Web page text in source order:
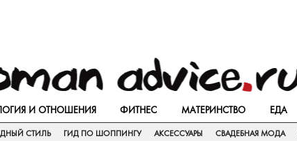
И ОТНОШЕНИЯ ФИТНЕС МАТЕРИНСТВО ЕДА
СТИЛЬ ГИД ПО ШОППИНГУ АКСЕССУАРЫ СВАДЕБНАЯ МОДА